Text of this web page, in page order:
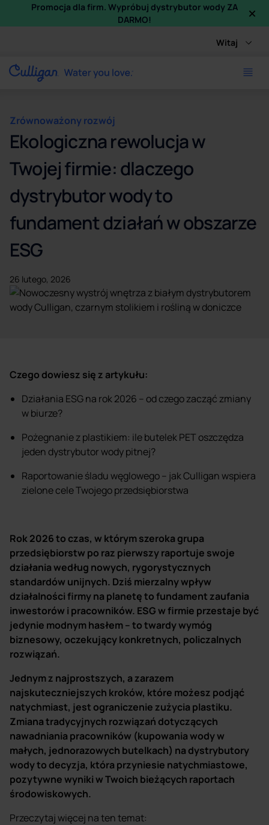
Promocja dla firm. Wypróbuj dystrybutor wody ZA
DARMO!
×
Witaj
Zrównoważony rozwój
Ekologiczna rewolucja w
Twojej firmie: dlaczego
dystrybutor wody to
fundament działań w obszarze
ESG
26 lutego, 2026
Czego dowiesz się z artykułu:
Działania ESG na rok 2026 – od czego zacząć zmiany
w biurze?
Pożegnanie z plastikiem: ile butelek PET oszczędza
jeden dystrybutor wody pitnej?
Raportowanie śladu węglowego – jak Culligan wspiera
zielone cele Twojego przedsiębiorstwa
Rok 2026 to czas, w którym szeroka grupa
przedsiębiorstw po raz pierwszy raportuje swoje
działania według nowych, rygorystycznych
standardów unijnych. Dziś mierzalny wpływ
działalności firmy na planetę to fundament zaufania
inwestorów i pracowników. ESG w firmie przestaje być
jedynie modnym hasłem – to twardy wymóg
biznesowy, oczekujący konkretnych, policzalnych
rozwiązań.
Jednym z najprostszych, a zarazem
najskuteczniejszych kroków, które możesz podjąć
natychmiast, jest ograniczenie zużycia plastiku.
Zmiana tradycyjnych rozwiązań dotyczących
nawadniania pracowników (kupowania wody w
małych, jednorazowych butelkach) na dystrybutory
wody to decyzja, która przyniesie natychmiastowe,
pozytywne wyniki w Twoich bieżących raportach
środowiskowych.
Przeczytaj więcej na ten temat: